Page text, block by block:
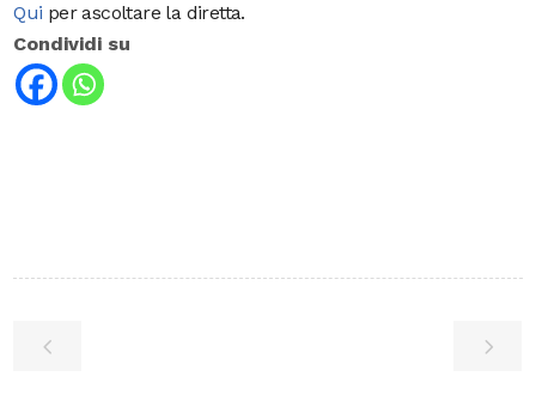
Qui per ascoltare la diretta.
Condividi su